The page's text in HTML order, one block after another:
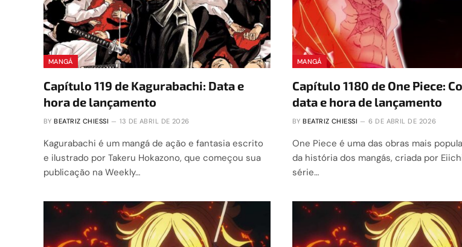
MANGÁ
Capítulo 119 de Kagurabachi: Data e
hora de lançamento
BY BEATRIZ CHIESSI 13 DE ABRIL DE 2026
Kagurabachi é um mangá de ação e fantasia escrito
e ilustrado por Takeru Hokazono, que começou sua
publicação na Weekly…
MANGÁ
Capítulo 1180 de One Piece:
data e hora de lançamento
BY BEATRIZ CHIESSI 6 DE ABRIL DE 2026
One Piece é uma das obras mais
da história dos mangás, criada por
série…